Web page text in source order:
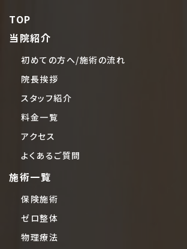
TOP
当院紹介
初めての方へ/施術の流れ
院長挨拶
スタッフ紹介
料金一覧
アクセス
よくあるご質問
施術一覧
保険施術
ゼロ整体
物理療法